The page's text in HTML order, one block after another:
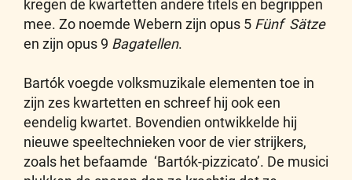
kregen de kwartetten andere titels en begrippen
mee. Zo noemde Webern zijn opus 5 Fünf Sätze
en zijn opus 9 Bagatellen.
Bartók voegde volksmuzikale elementen toe in
zijn zes kwartetten en schreef hij ook een
eendelig kwartet. Bovendien ontwikkelde hij
nieuwe speeltechnieken voor de vier strijkers,
zoals het befaamde ‘Bartók-pizzicato’. De musici